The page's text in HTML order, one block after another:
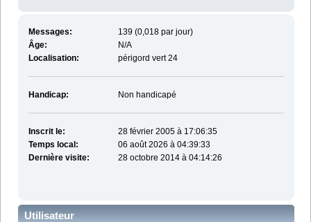
Messages:
139 (0,018 par jour)
Âge:
N/A
Localisation:
périgord vert 24
Handicap: Non handicapé
Inscrit le:
28 février 2005 à 17:06:35
Temps local:
06 août 2026 à 04:39:33
Dernière visite:
28 octobre 2014 à 04:14:26
Utilisateur